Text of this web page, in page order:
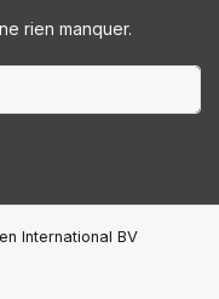
rien manquer.
International BV